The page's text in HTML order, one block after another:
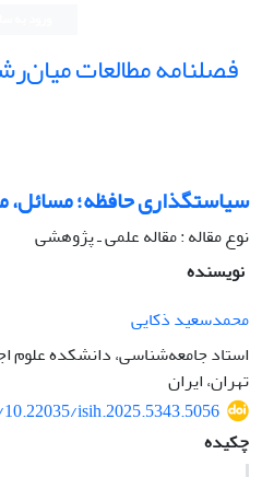
فصلنامه مطالعات
سیاستگذاری حافظه؛ مسائل،
نوع مقاله : مقاله علمی ـ پژوهشی
نویسنده
محمدسعید ذکایی
استاد جامعه‌شناسی، دانشکده علوم
تهران، ایران
isih.2025.5343.5056
چکیده